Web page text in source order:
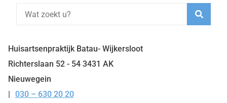
Huisartsenpraktijk Batau- Wijkersloot
Richterslaan 52 - 54 3431 AK
Nieuwegein
Tel:
030 – 630 20 20